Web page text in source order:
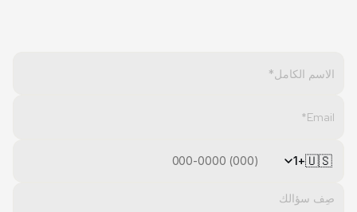
🇺🇸
+1